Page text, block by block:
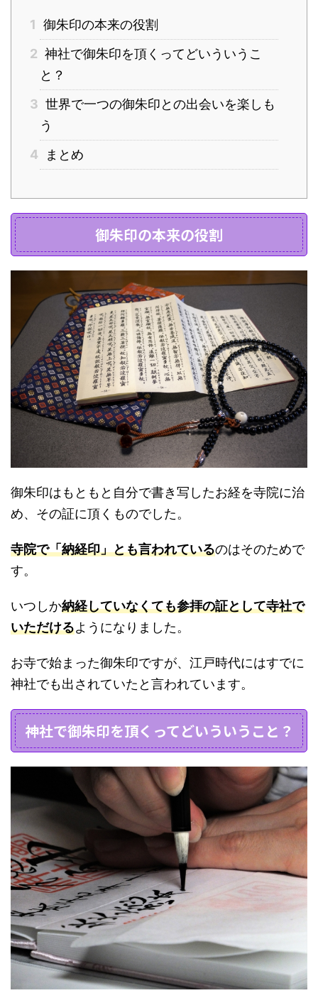
1 御朱印の本来の役割
2 神社で御朱印を頂くってどいういうこ
と？
3 世界で一つの御朱印との出会いを楽しも
う
4
まとめ
御朱印の本来の役割
御朱印はもともと自分で書き写したお経を寺院に治
め、その証に頂くものでした。
寺院で「納経印」とも言われているのはそのためで
す。
いつしか納経していなくても参拝の証として寺社で
いただけるようになりました。
お寺で始まった御朱印ですが、江戸時代にはすでに
神社でも出されていたと言われています。
神社で御朱印を頂くってどいういうこと？